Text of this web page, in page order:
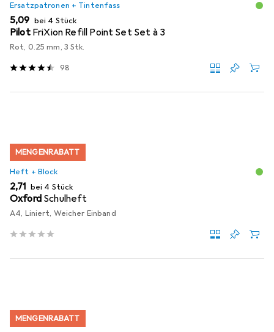
Ersatzpatronen + Tintenfass
EUR
5,09 bei 4 Stück
Pilot FriXion Refill Point Set Set à 3
Rot, 0.25 mm, 3 Stk.
98
MENGENRABATT
Heft + Block
EUR
2,71 bei 4 Stück
Oxford Schulheft
A4, Liniert, Weicher Einband
MENGENRABATT